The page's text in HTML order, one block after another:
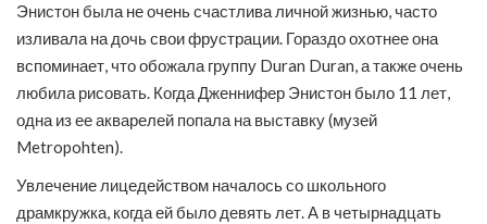
Энистон была не очень счастлива личной жизнью, часто
изливала на дочь свои фрустрации. Гораздо охотнее она
вспоминает, что обожала группу Duran Duran, а также очень
любила рисовать. Когда Дженнифер Энистон было 11 лет,
одна из ее акварелей попала на выставку (музей
Metropohten).
Увлечение лицедейством началось со школьного
драмкружка, когда ей было девять лет. А в четырнадцать